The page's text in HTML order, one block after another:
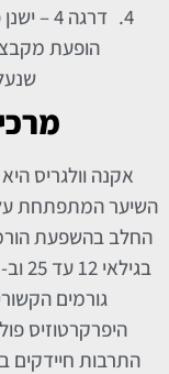
הופעת
אקנה וולגריס
השיער המתפתחת על
גורמים
היפרקרטוזיס
התרבות חיידקים